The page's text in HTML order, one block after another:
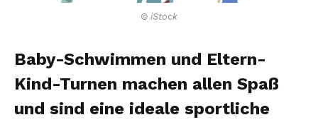
© iStock
Baby-Schwimmen und Eltern-
Kind-Turnen machen allen Spaß
und sind eine ideale sportliche